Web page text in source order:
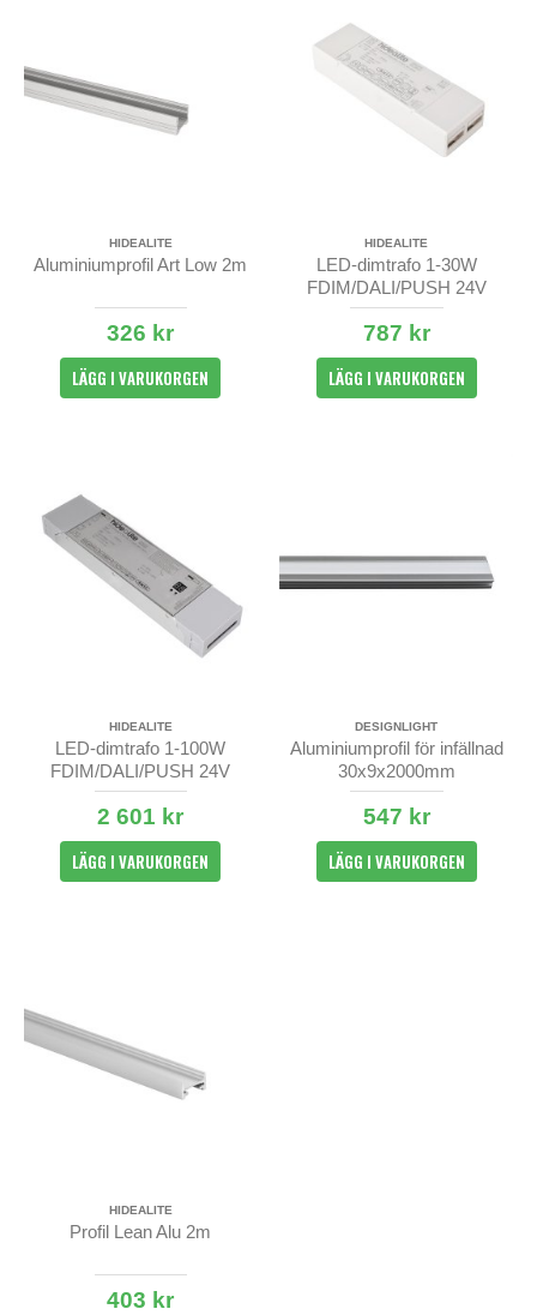
HIDEALITE
Aluminiumprofil Art Low 2m
326 kr
LÄGG I VARUKORGEN
HIDEALITE
LED-dimtrafo 1-30W
FDIM/DALI/PUSH 24V
787 kr
LÄGG I VARUKORGEN
HIDEALITE
LED-dimtrafo 1-100W
FDIM/DALI/PUSH 24V
2 601 kr
LÄGG I VARUKORGEN
DESIGNLIGHT
Aluminiumprofil för infällnad
30x9x2000mm
547 kr
LÄGG I VARUKORGEN
HIDEALITE
Profil Lean Alu 2m
403 kr